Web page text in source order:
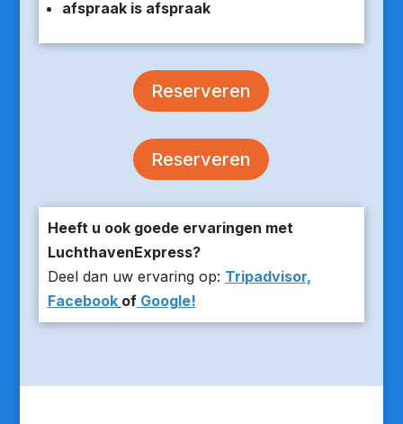
afspraak is afspraak
Reserveren
Reserveren
Heeft u ook goede ervaringen met
LuchthavenExpress?
Deel dan uw ervaring op: Tripadvisor,
Facebook ofGoogle!